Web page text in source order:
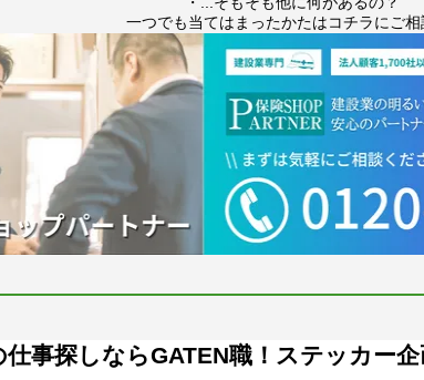
一つでも当てはまったかたはコチラにご相
仕事探しならGATEN職！ステッカー